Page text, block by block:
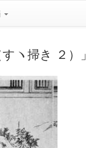
ヽ掃き ２）」